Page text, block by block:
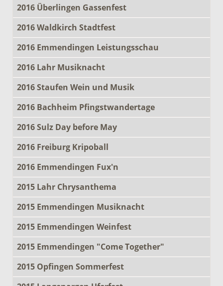
2016 Überlingen Gassenfest
2016 Waldkirch Stadtfest
2016 Emmendingen Leistungsschau
2016 Lahr Musiknacht
2016 Staufen Wein und Musik
2016 Bachheim Pfingstwandertage
2016 Sulz Day before May
2016 Freiburg Kripoball
2016 Emmendingen Fux'n
2015 Lahr Chrysanthema
2015 Emmendingen Musiknacht
2015 Emmendingen Weinfest
2015 Emmendingen "Come Together"
2015 Opfingen Sommerfest